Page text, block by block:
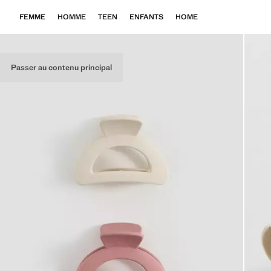
Passer au contenu principal
FEMME HOMME TEEN ENFANTS HOME